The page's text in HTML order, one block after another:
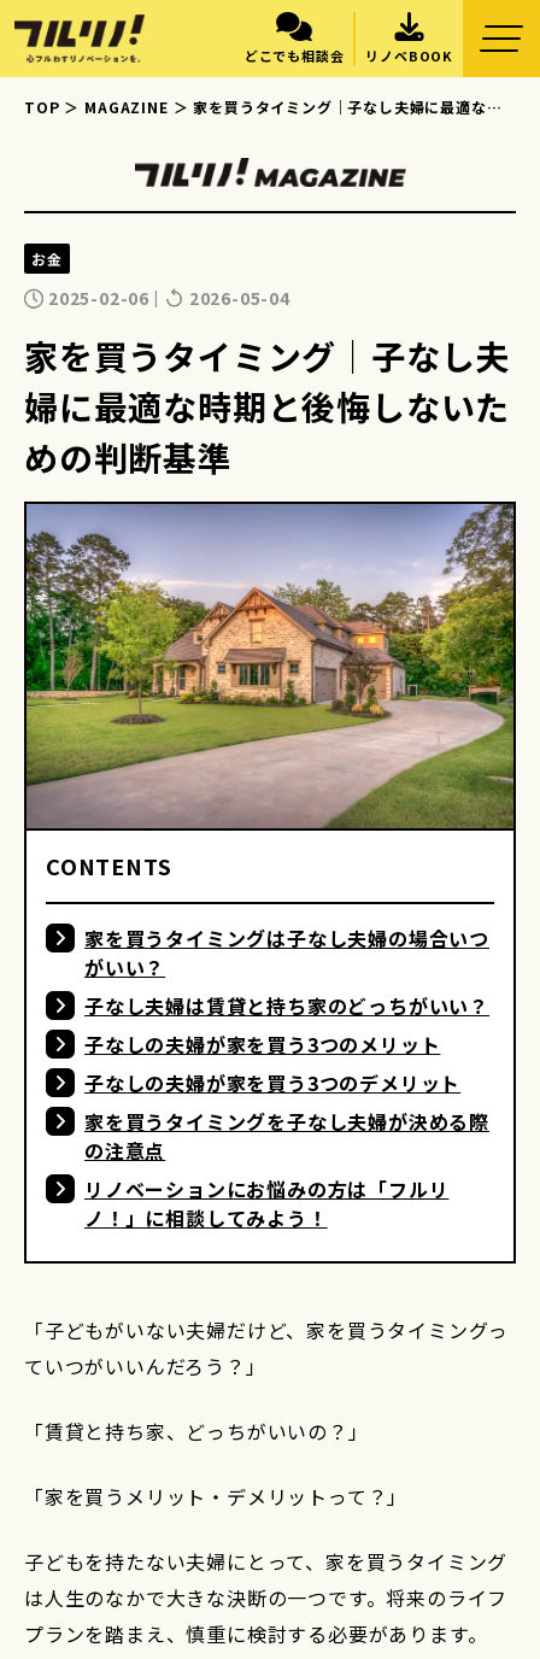
どこでも相談会 リノベBOOK
TOP MAGAZINE
家を買うタイミング｜子なし夫婦に最適な時
お金
2025-02-06 | 2026-05-04
家を買うタイミング｜子なし夫
婦に最適な時期と後悔しないた
めの判断基準
CONTENTS
家を買うタイミングは子なし夫婦の場合いつ
がいい？
子なし夫婦は賃貸と持ち家のどっちがいい？
子なしの夫婦が家を買う3つのメリット
子なしの夫婦が家を買う3つのデメリット
家を買うタイミングを子なし夫婦が決める際
の注意点
リノベーションにお悩みの方は「フルリ
ノ！」に相談してみよう！
「子どもがいない夫婦だけど、家を買うタイミングっ
ていつがいいんだろう？」
「賃貸と持ち家、どっちがいいの？」
「家を買うメリット・デメリットって？」
子どもを持たない夫婦にとって、家を買うタイミング
は人生のなかで大きな決断の一つです。将来のライフ
プランを踏まえ、慎重に検討する必要があります。